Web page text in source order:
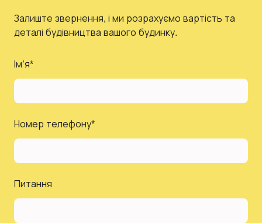
Залиште звернення, і ми розрахуємо вартість та
деталі будівництва вашого будинку.
Імʼя*
Номер телефону*
Питання